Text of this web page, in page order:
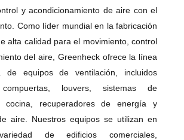
y acondicionamiento de aire con el
Como líder mundial en la fabricación
alta calidad para el movimiento, control
del aire, Greenheck ofrece la línea
de equipos de ventilación, incluidos
compuertas, louvers, sistemas de
cocina, recuperadores de energía y
aire. Nuestros equipos se utilizan en
de edificios comerciales,